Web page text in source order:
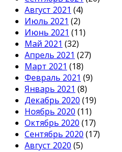
Август 2021 (4)
Июль 2021 (2)
Июнь 2021 (11)
Май 2021 (32)
Апрель 2021 (27)
Март 2021 (18)
Февраль 2021 (9)
Январь 2021 (8)
Декабрь 2020 (19)
Ноябрь 2020 (11)
Октябрь 2020 (17)
Сентябрь 2020 (17)
Август 2020 (5)